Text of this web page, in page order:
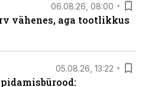
06.08.26, 08:00
vähenes, aga tootlikkus
05.08.26, 13:22